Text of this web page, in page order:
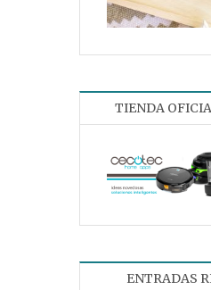
TIENDA
ENTRADAS